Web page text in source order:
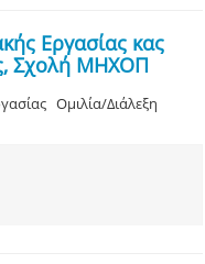
Εργασίας κας
Σχολή ΜΗΧΟΠ
Ομιλία/Διάλεξη